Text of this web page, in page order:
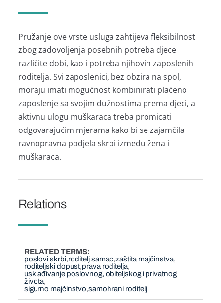
Pružanje ove vrste usluga zahtijeva fleksibilnost
zbog zadovoljenja posebnih potreba djece
različite dobi, kao i potreba njihovih zaposlenih
roditelja. Svi zaposlenici, bez obzira na spol,
moraju imati mogućnost kombinirati plaćeno
zaposlenje sa svojim dužnostima prema djeci, a
aktivnu ulogu muškaraca treba promicati
odgovarajućim mjerama kako bi se zajamčila
ravnopravna podjela skrbi između žena i
muškaraca.
Relations
RELATED TERMS
poslovi skrbi roditelj samac zaštita majčinstva
roditeljski dopust prava roditelja
usklađivanje poslovnog, obiteljskog i privatnog
života
sigurno majčinstvo samohrani roditelj